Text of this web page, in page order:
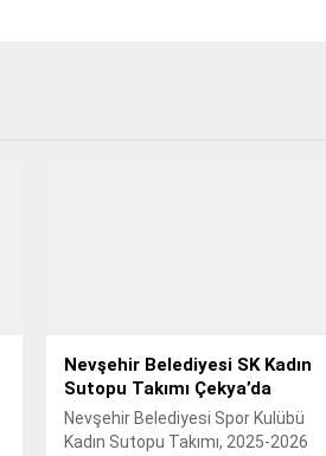
Nevşehir Belediyesi SK Kadın
Sutopu Takımı Çekya’da
Nevşehir Belediyesi Spor Kulübü
Kadın Sutopu Takımı, 2025-2026